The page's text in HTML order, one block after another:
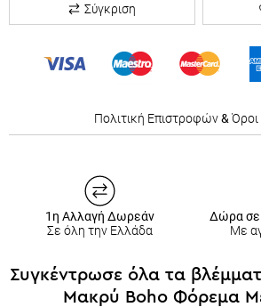
Σύγκριση
Πολιτική Επιστροφών&
1η Αλλαγή Δωρεάν
Σε όλη την Ελλάδα
Δώρα σε
Με
Συγκέντρωσε όλα τα
Μακρύ Boho Φόρεμα